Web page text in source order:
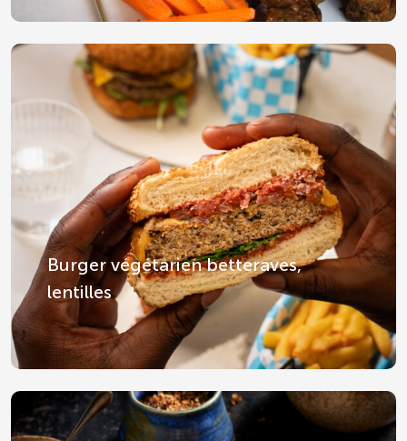
Burger végétarien betteraves,
lentilles